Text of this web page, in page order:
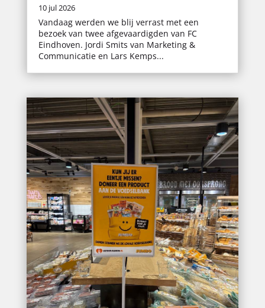
10 jul 2026
Vandaag werden we blij verrast met een
bezoek van twee afgevaardigden van FC
Eindhoven. Jordi Smits van Marketing &
Communicatie en Lars Kemps...